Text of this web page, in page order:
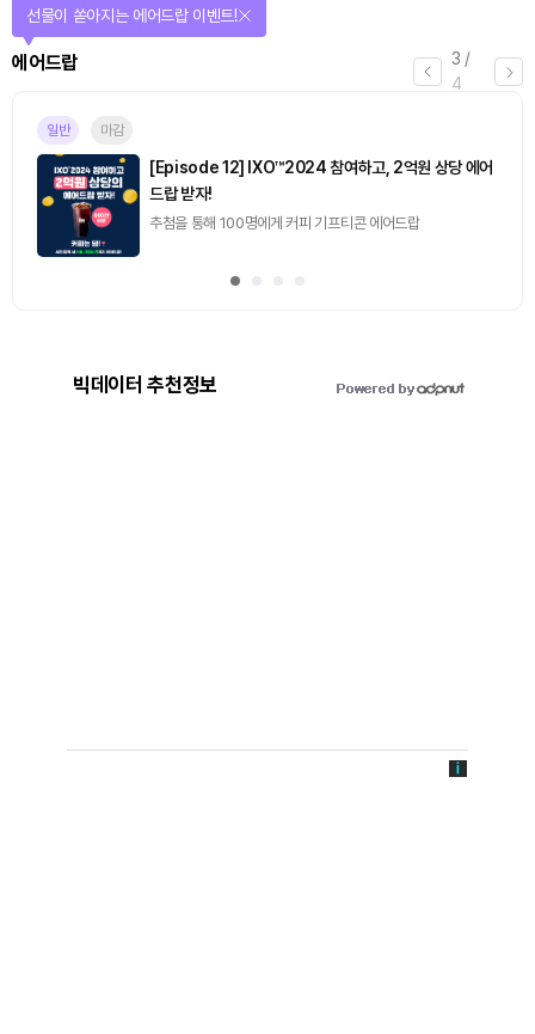
3 /
4
에어드랍
선물이 쏟아지는 에어드랍 이벤트!
일반 마감
[Episode 12] IXO™2024 참여하고, 2억원 상당 에어
드랍 받자!
추첨을 통해 100명에게 커피 기프티콘 에어드랍
빅데이터 추천정보